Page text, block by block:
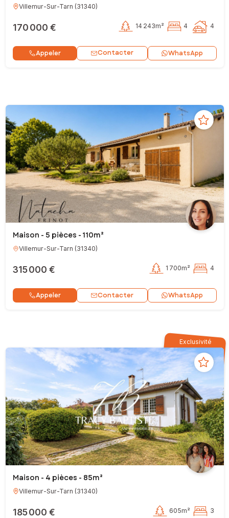
Villemur-Sur-Tarn (31340)
170 000 € 14 243m² 4 4
Appeler Contacter WhatsApp
Maison - 5 pièces - 110m²
Villemur-Sur-Tarn (31340)
315 000 € 1 700m² 4
Appeler Contacter WhatsApp
Exclusivité
Maison - 4 pièces - 85m²
Villemur-Sur-Tarn (31340)
185 000 € 605m² 3